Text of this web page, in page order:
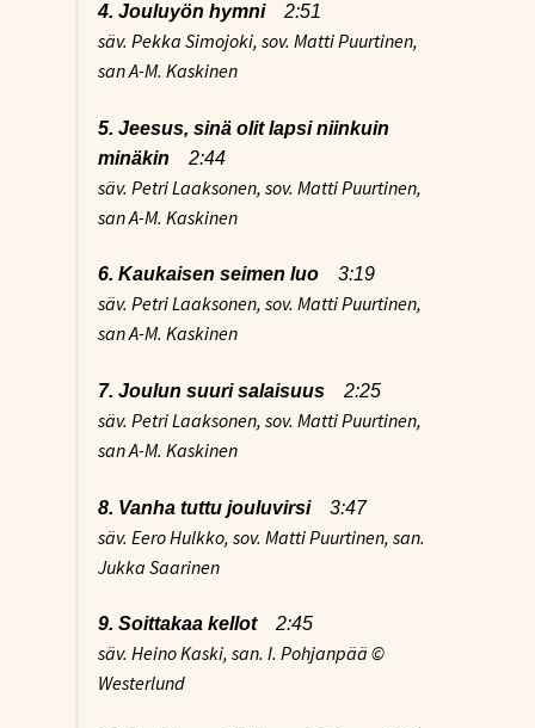
4. Jouluyön hymni2:51
säv. Pekka Simojoki, sov. Matti Puurtinen,
san A-M. Kaskinen
5. Jeesus, sinä olit lapsi niinkuin
minäkin 2:44
säv. Petri Laaksonen, sov. Matti Puurtinen,
san A-M. Kaskinen
6. Kaukaisen seimen luo3:19
säv. Petri Laaksonen, sov. Matti Puurtinen,
san A-M. Kaskinen
7. Joulun suuri salaisuus2:25
säv. Petri Laaksonen, sov. Matti Puurtinen,
san A-M. Kaskinen
8. Vanha tuttu jouluvirsi3:47
säv. Eero Hulkko, sov. Matti Puurtinen, san.
Jukka Saarinen
9. Soittakaa kellot2:45
säv. Heino Kaski, san. I. Pohjanpää ©
Westerlund